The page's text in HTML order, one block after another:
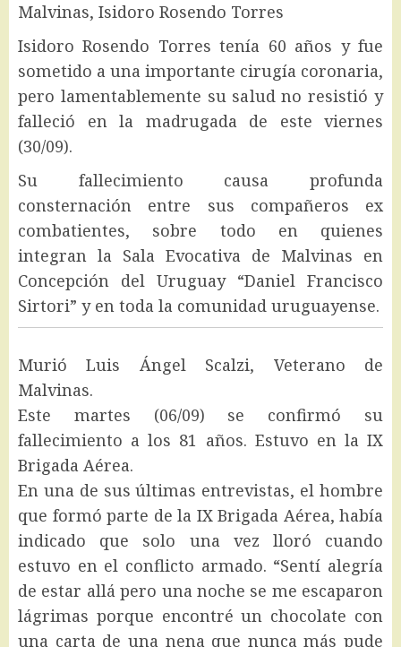
Malvinas, Isidoro Rosendo Torres
Isidoro Rosendo Torres tenía 60 años y fue
sometido a una importante cirugía coronaria,
pero lamentablemente su salud no resistió y
falleció en la madrugada de este viernes
(30/09).
Su fallecimiento causa profunda
consternación entre sus compañeros ex
combatientes, sobre todo en quienes
integran la Sala Evocativa de Malvinas en
Concepción del Uruguay “Daniel Francisco
Sirtori” y en toda la comunidad uruguayense.
Murió Luis Ángel Scalzi, Veterano de
Malvinas.
Este martes (06/09) se confirmó su
fallecimiento a los 81 años. Estuvo en la IX
Brigada Aérea.
En una de sus últimas entrevistas, el hombre
que formó parte de la IX Brigada Aérea, había
indicado que solo una vez lloró cuando
estuvo en el conflicto armado. “Sentí alegría
de estar allá pero una noche se me escaparon
lágrimas porque encontré un chocolate con
una carta de una nena que nunca más pude